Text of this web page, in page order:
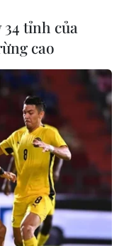
Vietnam+)
tỉnh của
cao